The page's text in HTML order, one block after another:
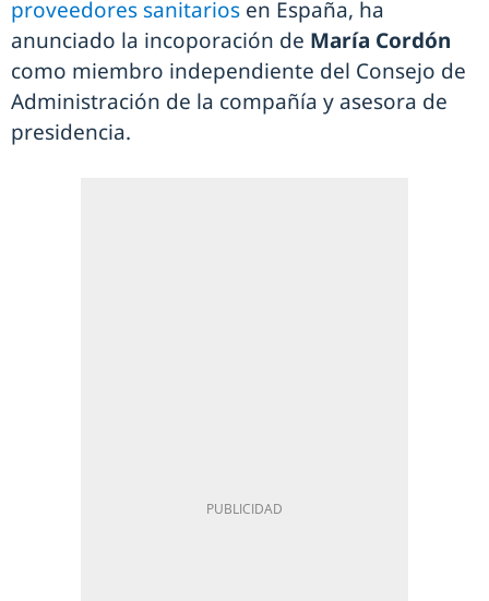
proveedores sanitarios en España, ha
anunciado la incoporación de María Cordón
como miembro independiente del Consejo de
Administración de la compañía y asesora de
presidencia.